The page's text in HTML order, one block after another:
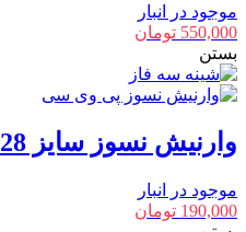
موجود در انبار
550,000 تومان
بستن
وارنیش نسوز سایز 28 میلیمتر
موجود در انبار
190,000 تومان